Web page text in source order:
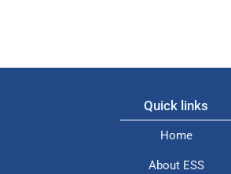
Quick links
Home
About ESS